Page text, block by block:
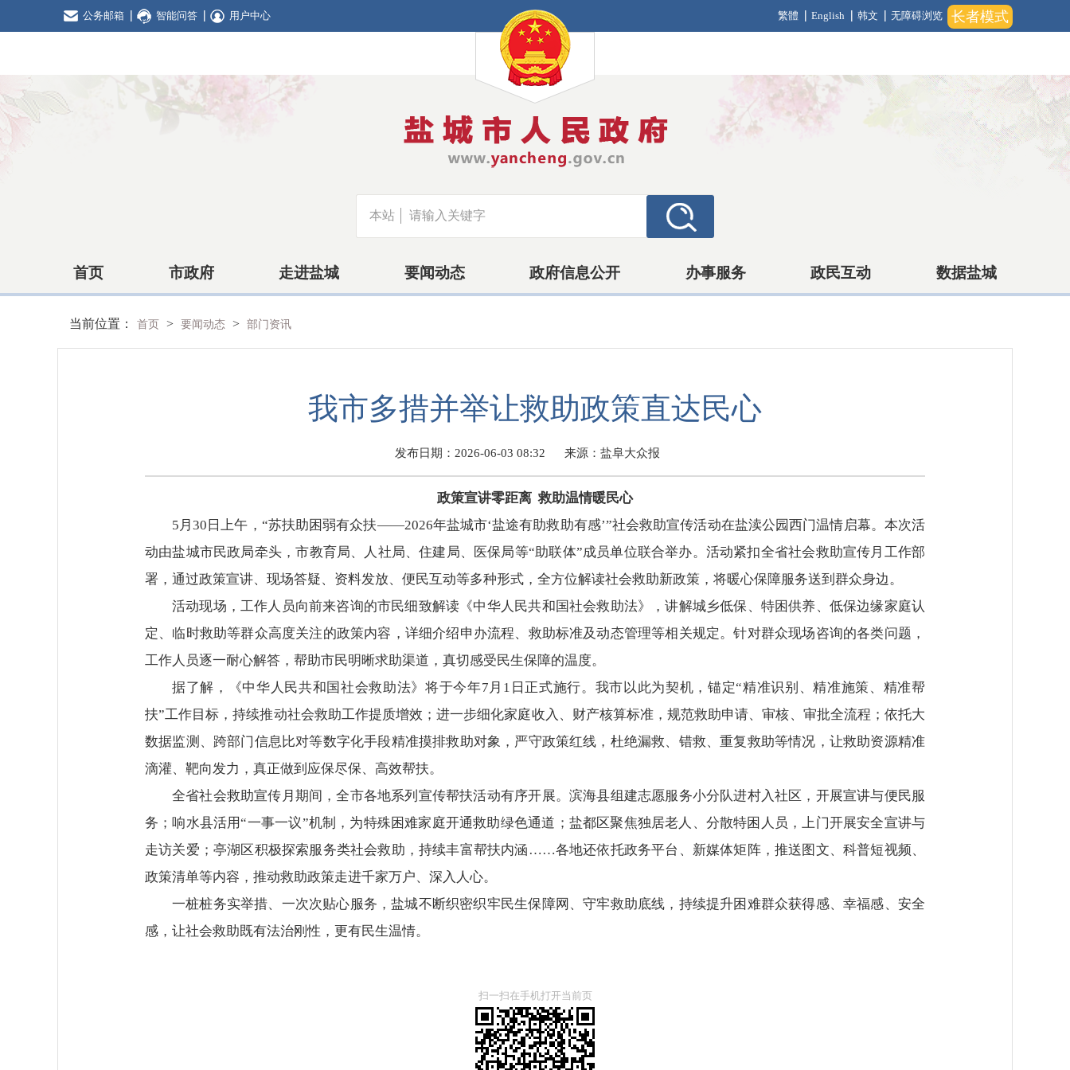
长者模式
公务邮箱 智能问答 用户中心 繁體 English 韩文 无障碍浏览
本站
首页 市政府 走进盐城 要闻动态 政府信息公开 办事服务 政民互动 数据盐城
当前位置： 首页 > 要闻动态 > 部门资讯
我市多措并举让救助政策直达民心
发布日期：2026-06-03 08:32 来源：盐阜大众报
政策宣讲零距离 救助温情暖民心
5月30日上午，“苏扶助困弱有众扶——2026年盐城市‘盐途有助救助有感’”社会救助宣传活动在盐渎公园西门温情启幕。本次活
动由盐城市民政局牵头，市教育局、人社局、住建局、医保局等“助联体”成员单位联合举办。活动紧扣全省社会救助宣传月工作部
署，通过政策宣讲、现场答疑、资料发放、便民互动等多种形式，全方位解读社会救助新政策，将暖心保障服务送到群众身边。
活动现场，工作人员向前来咨询的市民细致解读《中华人民共和国社会救助法》，讲解城乡低保、特困供养、低保边缘家庭认
定、临时救助等群众高度关注的政策内容，详细介绍申办流程、救助标准及动态管理等相关规定。针对群众现场咨询的各类问题，
工作人员逐一耐心解答，帮助市民明晰求助渠道，真切感受民生保障的温度。
据了解，《中华人民共和国社会救助法》将于今年7月1日正式施行。我市以此为契机，锚定“精准识别、精准施策、精准帮
扶”工作目标，持续推动社会救助工作提质增效；进一步细化家庭收入、财产核算标准，规范救助申请、审核、审批全流程；依托大
数据监测、跨部门信息比对等数字化手段精准摸排救助对象，严守政策红线，杜绝漏救、错救、重复救助等情况，让救助资源精准
滴灌、靶向发力，真正做到应保尽保、高效帮扶。
全省社会救助宣传月期间，全市各地系列宣传帮扶活动有序开展。滨海县组建志愿服务小分队进村入社区，开展宣讲与便民服
务；响水县活用“一事一议”机制，为特殊困难家庭开通救助绿色通道；盐都区聚焦独居老人、分散特困人员，上门开展安全宣讲与
走访关爱；亭湖区积极探索服务类社会救助，持续丰富帮扶内涵……各地还依托政务平台、新媒体矩阵，推送图文、科普短视频、
政策清单等内容，推动救助政策走进千家万户、深入人心。
一桩桩务实举措、一次次贴心服务，盐城不断织密织牢民生保障网、守牢救助底线，持续提升困难群众获得感、幸福感、安全
感，让社会救助既有法治刚性，更有民生温情。
扫一扫在手机打开当前页